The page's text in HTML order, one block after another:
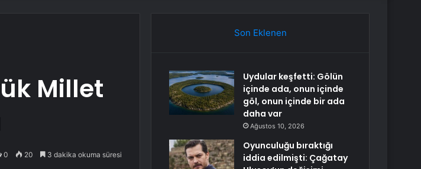
Millet
0 20 3 dakika okuma süresi
Son Eklenen
Uydular keşfetti: Gölün
içinde ada, onun içinde
göl, onun içinde bir ada
daha var
Ağustos 10, 2026
Oyunculuğu bıraktığı
iddia edilmişti: Çağatay